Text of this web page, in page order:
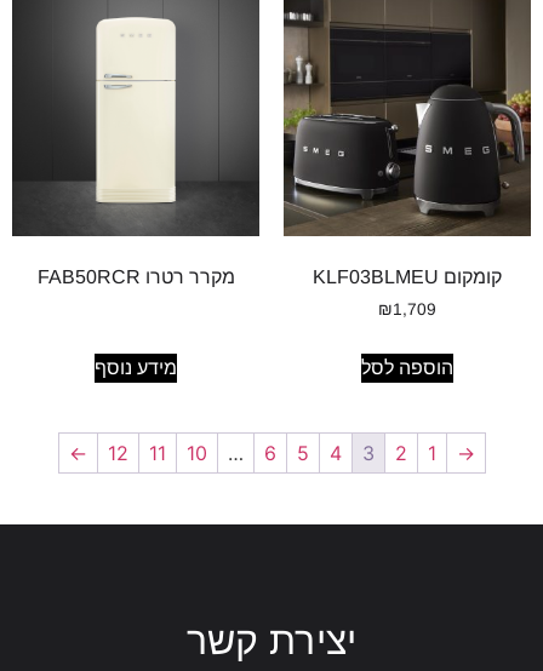
קומקום KLF03BLMEU
₪1,709
הוספה לסל
מקרר רטרו FAB50RCR
מידע נוסף
→
1
2
3
4
5
6
…
10
11
12
←
יצירת קשר